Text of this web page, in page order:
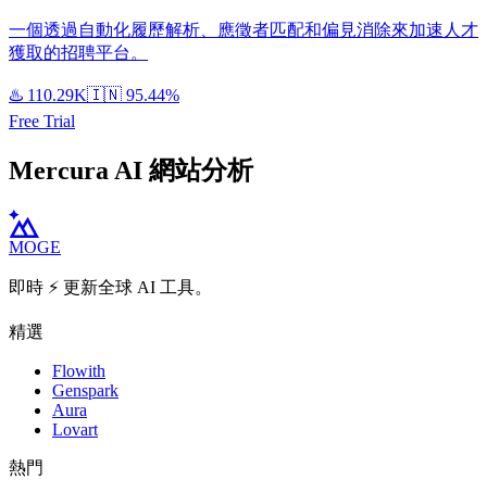
一個透過自動化履歷解析、應徵者匹配和偏見消除來加速人才
獲取的招聘平台。
♨️ 110.29K🇮🇳 95.44%
Free Trial
Mercura AI 網站分析
MOGE
即時 ⚡️ 更新全球 AI 工具。
精選
Flowith
Genspark
Aura
Lovart
熱門